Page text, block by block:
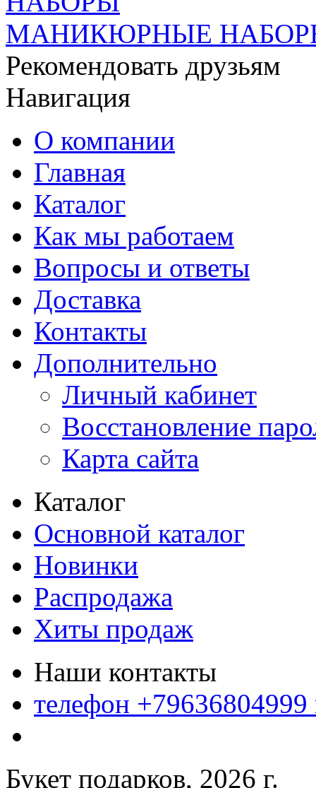
МАНИКЮРНЫЕ
Рекомендовать друзьям
Навигация
О компании
Главная
Каталог
Как мы работаем
Вопросы и ответы
Доставка
Контакты
Дополнительно
Личный кабинет
Восстановление
Карта сайта
Каталог
Основной каталог
Новинки
Распродажа
Хиты продаж
Наши контакты
телефон
Букет подарков, 2026 г.